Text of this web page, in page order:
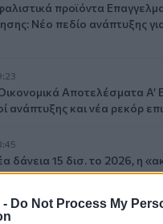
- Do Not Process My
προϊόντα
Νέο πεδίο ανάπτυξης
Αποτελέσματα A’
ανάπτυξης και νέα ρεκόρ
δάνεια 15 δισ. το 2026, η
τραπεζών, η δυναμική